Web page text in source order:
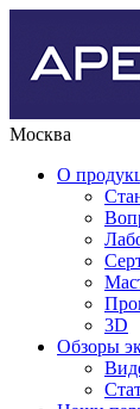
Москва
О
3D
Обзоры